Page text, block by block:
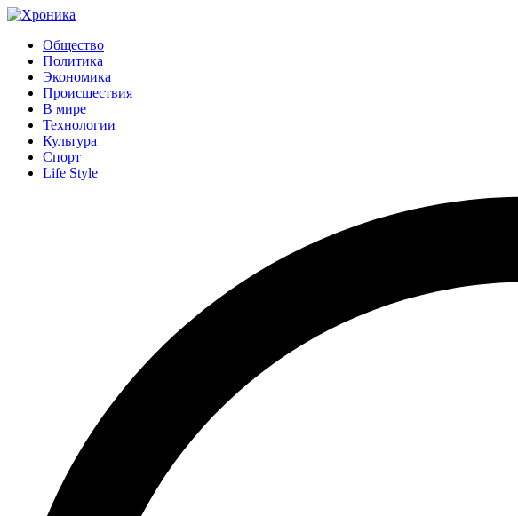
Общество
Политика
Экономика
Происшествия
В мире
Технологии
Культура
Спорт
Life Style